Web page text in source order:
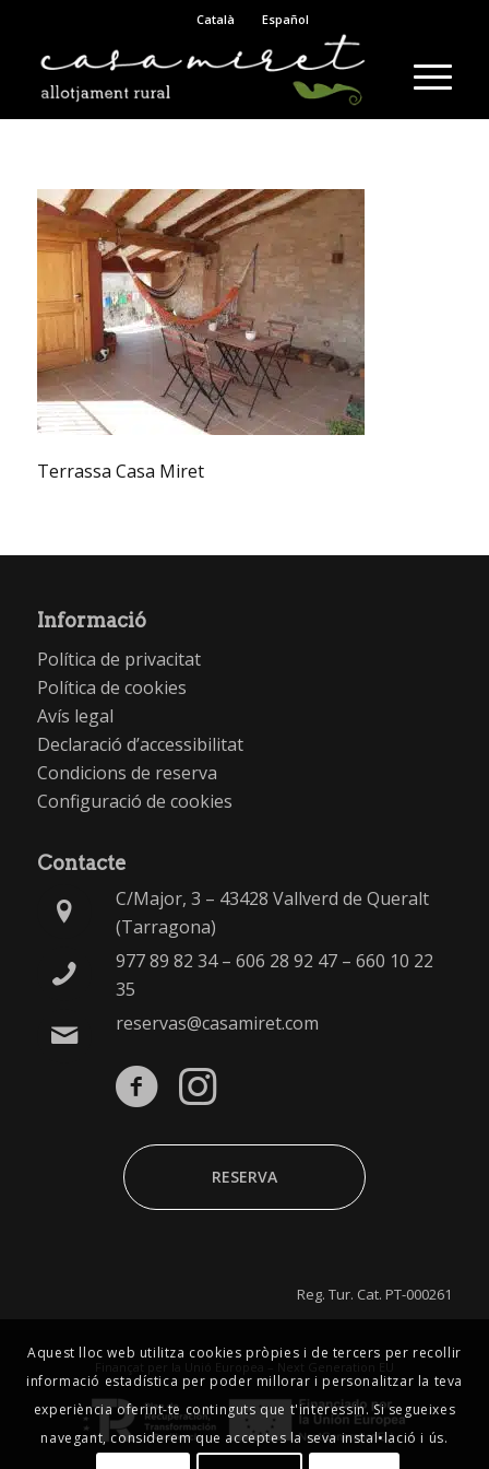
Català Español
Terrassa Casa Miret
Informació
Política de privacitat
Política de cookies
Avís legal
Declaració d’accessibilitat
Condicions de reserva
Configuració de cookies
Contacte
C/Major, 3 – 43428 Vallverd de Queralt
(Tarragona)
977 89 82 34– 606 28 92 47– 660 10 22
35
reservas@casamiret.com
RESERVA
Reg. Tur. Cat. PT-000261
Finançat per la Unió Europea – Next Generation EU
Aquest lloc web utilitza cookies pròpies i de tercers per recollir
informació estadística per poder millorar i personalitzar la teva
experiència oferint-te continguts que t'interessin. Si segueixes
navegant, considerem que acceptes la seva instal•lació i ús.